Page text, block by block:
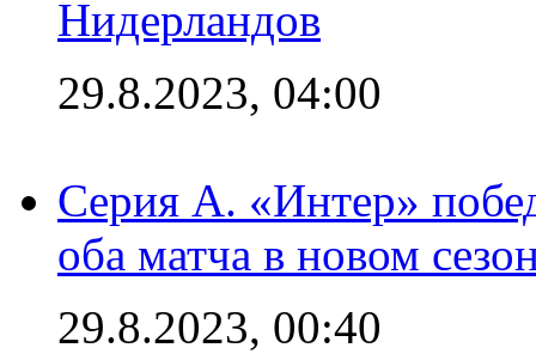
Нидерландов
29.8.2023, 04:00
Серия А. «Интер»
оба матча в новом
29.8.2023, 00:40